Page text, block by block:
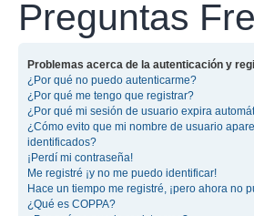
Preguntas
Problemas acerca de la autenticación y
¿Por qué no puedo autenticarme?
¿Por qué me tengo que registrar?
¿Por qué mi sesión de usuario expira
¿Cómo evito que mi nombre de usuario
identificados?
¡Perdí mi contraseña!
Me registré ¡y no me puedo identificar!
Hace un tiempo me registré, ¡pero ahora no
¿Qué es COPPA?